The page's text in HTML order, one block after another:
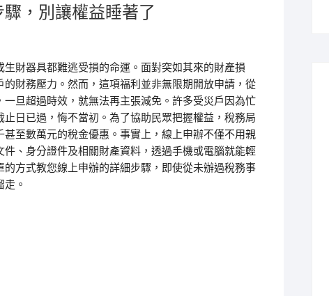
，別讓權益睡著了
財器具都難逃受損的命運。面對突如其來的財產損
財務壓力。然而，這項福利並非無限期開放申請，從
旦超過時效，就無法再主張減免。許多受災戶因為忙
日已過，悔不當初。為了協助民眾把握權益，稅務局
至數萬元的稅金優惠。事實上，線上申辦不僅不用親
、身分證件及相關財產資料，透過手機或電腦就能輕
方式教您線上申辦的詳細步驟，即使從未辦過稅務事
。